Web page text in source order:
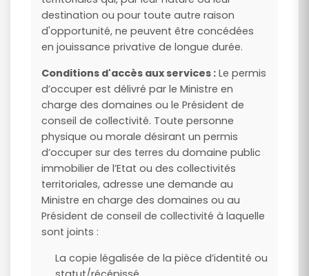
destination ou pour toute autre raison
d'opportunité, ne peuvent être concédées
en jouissance privative de longue durée.
Conditions d'accès aux services : Le permis
d’occuper est délivré par le Ministre en
charge des domaines ou le Président de
conseil de collectivité. Toute personne
physique ou morale désirant un permis
d’occuper sur des terres du domaine public
immobilier de l’Etat ou des collectivités
territoriales, adresse une demande au
Ministre en charge des domaines ou au
Président de conseil de collectivité à laquelle
sont joints :
La copie légalisée de la pièce d’identité ou